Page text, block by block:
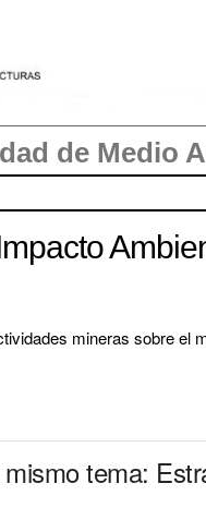
de Medio
mineras sobre el
tema: